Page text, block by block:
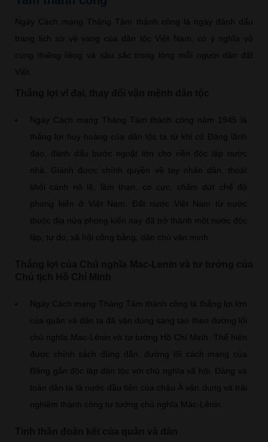
Ngày Cách mạng Tháng Tám thành công là ngày đánh dấu
trang lịch sử vẻ vang của dân tộc Việt Nam, có ý nghĩa vô
cùng thiêng liêng và sâu sắc trong lòng mỗi người dân đất
Việt.
Ngày Cách mạng Tháng Tám thành công năm 1945 là
thắng lợi huy hoàng của dân tộc ta từ khi có Đảng lãnh
đạo, đánh dấu bước ngoặt lớn cho nền độc lập nước
nhà. Giành được chính quyền về tay nhân dân, thoát
khỏi cảnh nô lệ, lầm than, cơ cực, chấm dứt chế độ
phong kiến ở Việt Nam. Đất nước Việt Nam từ nước
thuộc địa nửa phong kiến nay đã trở thành một nước độc
lập, tự do, xã hội công bằng, dân chủ văn minh.
Ngày Cách mạng Tháng Tám thành công là thắng lợi lớn
của quân và dân ta đã vận dụng sáng tạo theo đường lối
chủ nghĩa Mac-Lênin và tư tưởng Hồ Chí Minh. Thể hiện
được chính sách đúng đắn, đường lối cách mạng của
Đảng gắn độc lập dân tộc với chủ nghĩa xã hội. Đảng và
toàn dân ta là nước đầu tiên của châu Á vận dụng và trải
nghiệm thành công tư tưởng chủ nghĩa Mác-Lênin.